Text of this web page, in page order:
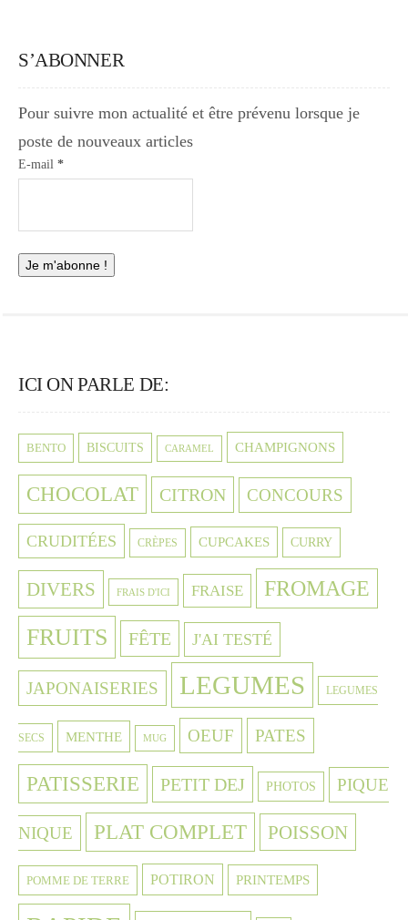
S’ABONNER
Pour suivre mon actualité et être prévenu lorsque je
poste de nouveaux articles
E-mail *
ICI ON PARLE DE:
BENTO BISCUITS CARAMEL CHAMPIGNONS
CHOCOLAT CITRON CONCOURS
CRUDITÉES CRÈPES CUPCAKES CURRY
DIVERS FRAIS D'ICI FRAISE FROMAGE
FRUITS FÊTE J'AI TESTÉ
JAPONAISERIES LEGUMES LEGUMES
SECS MENTHE MUG OEUF PATES
PATISSERIE PETIT DEJ PHOTOS PIQUE
NIQUE PLAT COMPLET POISSON
POMME DE TERRE POTIRON PRINTEMPS